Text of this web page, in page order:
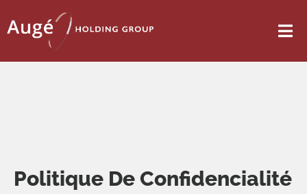
Politique De Confidencialité